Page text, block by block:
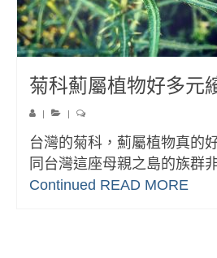
菊科薊屬植物好多元
台灣的菊科，薊屬植物真的
同台灣這座母親之島的族群
Continued READ MORE